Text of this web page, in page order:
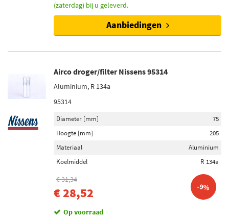
(zaterdag) bij u geleverd.
Aanbiedingen
Airco droger/filter Nissens 95314
Aluminium, R 134a
95314
Diameter [mm]
75
Hoogte [mm]
205
Materiaal
Aluminium
Koelmiddel
R 134a
€ 31,34
€ 28,52 -9%
Op voorraad